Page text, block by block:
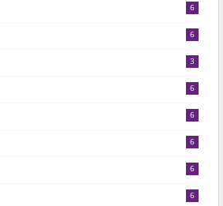
6
6
3
6
6
6
6
6